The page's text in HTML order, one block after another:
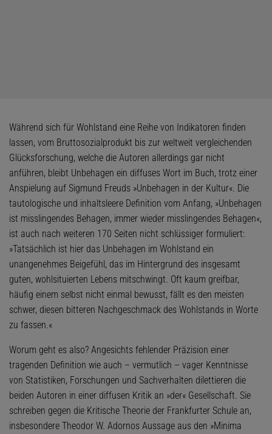
Während sich für Wohlstand eine Reihe von Indikatoren finden
lassen, vom Bruttosozialprodukt bis zur weltweit vergleichenden
Glücksforschung, welche die Autoren allerdings gar nicht
anführen, bleibt Unbehagen ein diffuses Wort im Buch, trotz einer
Anspielung auf Sigmund Freuds »Unbehagen in der Kultur«. Die
tautologische und inhaltsleere Definition vom Anfang, »Unbehagen
ist misslingendes Behagen, immer wieder misslingendes Behagen«,
ist auch nach weiteren 170 Seiten nicht schlüssiger formuliert:
»Tatsächlich ist hier das Unbehagen im Wohlstand ein
unangenehmes Beigefühl, das im Hintergrund des insgesamt
guten, wohlsituierten Lebens mitschwingt. Oft kaum greifbar,
häufig einem selbst nicht einmal bewusst, fällt es den meisten
schwer, diesen bitteren Nachgeschmack des Wohlstands in Worte
zu fassen.«
Worum geht es also? Angesichts fehlender Präzision einer
tragenden Definition wie auch – vermutlich – vager Kenntnisse
von Statistiken, Forschungen und Sachverhalten dilettieren die
beiden Autoren in einer diffusen Kritik an »der« Gesellschaft. Sie
schreiben gegen die Kritische Theorie der Frankfurter Schule an,
insbesondere Theodor W. Adornos Aussage aus den »Minima